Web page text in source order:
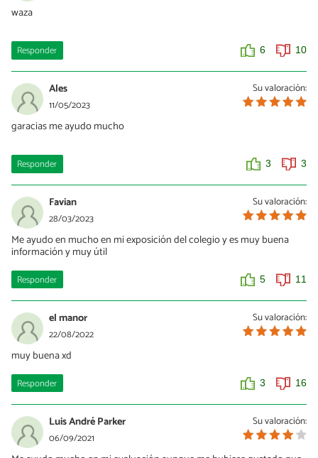
waza
Responder 6 10
Su valoración:
Ales
11/05/2023
garacias me ayudo mucho
Responder 3 3
Su valoración:
Favian
28/03/2023
Me ayudo en mucho en mi exposición del colegio y es muy buena
información y muy útil
Responder 5 11
Su valoración:
el manor
22/08/2022
muy buena xd
Responder 3 16
Su valoración:
Luis André Parker
06/09/2021